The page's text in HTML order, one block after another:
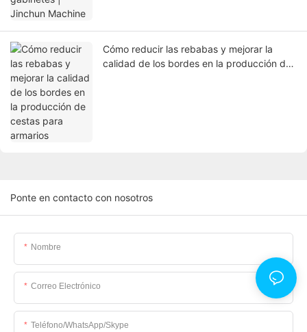
Cómo reducir las rebabas y mejorar la
calidad de los bordes en la producción de
Ponte en contacto con nosotros
Nombre
Correo Electrónico
Teléfono/WhatsApp/Skype